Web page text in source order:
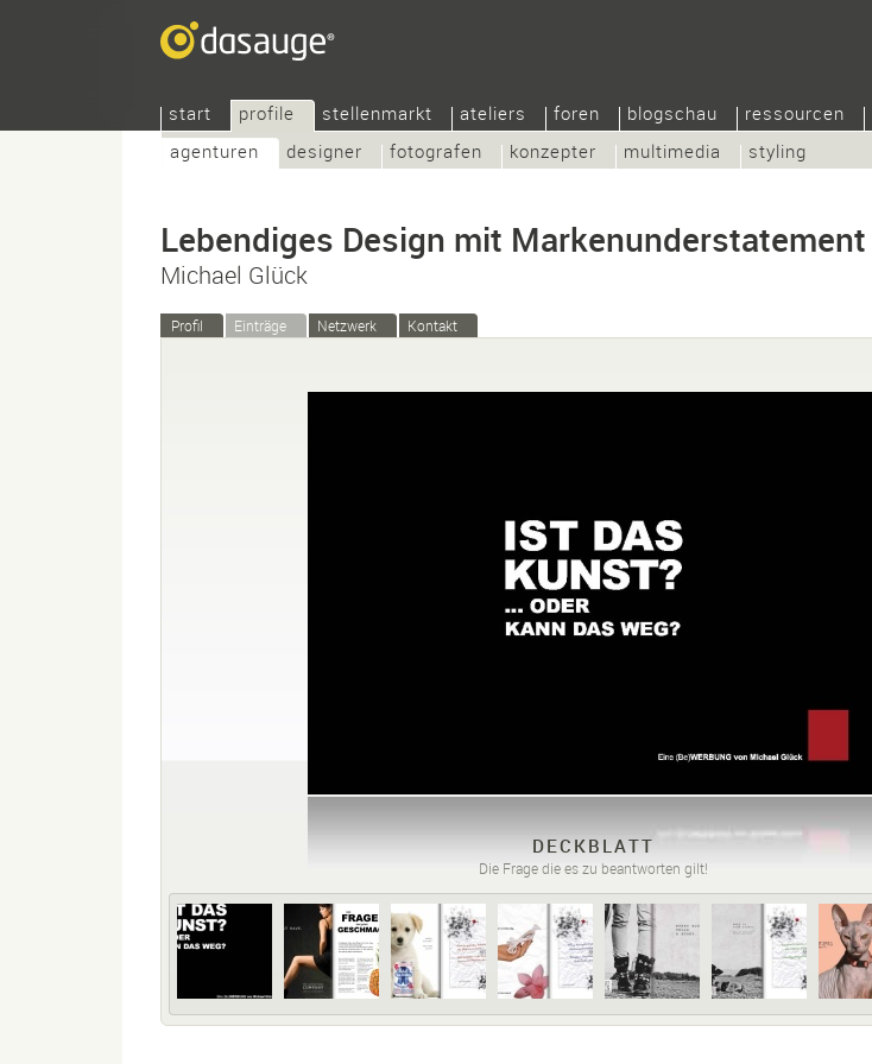
start
profile
agenturen
designer fotografen konzepter multimedia styling
stellenmarkt ateliers foren blogschau ressourcen
Lebendiges Design mit Markenunderstatement
Michael Glück
Profil Einträge Netzwerk Kontakt
DECKBLATT
Die Frage die es zu beantworten gilt!